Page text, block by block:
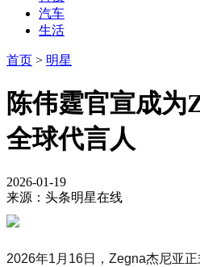
汽车
生活
首页 > 明星
陈伟霆官宣成为
全球代言人
2026-01-19
来源：头条明星在线
2026年1月16日，Zegna杰尼亚